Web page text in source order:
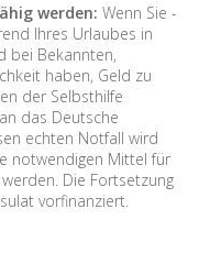
werden: Wenn Sie -
Ihres Urlaubes in
bei Bekannten,
haben, Geld zu
der Selbsthilfe
das Deutsche
echten Notfall wird
notwendigen Mittel für
Die Fortsetzung
vorfinanziert.